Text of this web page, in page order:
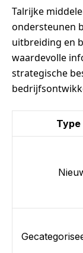
Talrijke
ondersteunen
uitbreiding en
waardevolle
strategische
Type